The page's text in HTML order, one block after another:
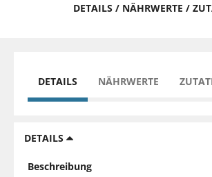
DETAILS / NÄHRWERTE /
DETAILS NÄHRWERTE
DETAILS
Beschreibung